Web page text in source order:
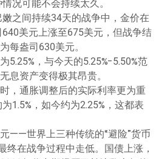
况可能不会持续太久。
之间持续34天的战争中，金价在
美元上涨至675美元，但战争结
每盎司630美元。
5.25%，与今天的5.25%-5.50%范
息资产变得极其昂贵。
时，通胀调整后的实际利率更为重
1.5%，如今约为2.25%，这都表
——世界上三种传统的“避险”货币
在战争过程中走低。国债上涨，